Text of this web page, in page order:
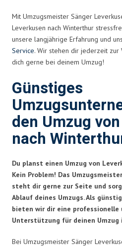
Mit Umzugsmeister Sänger
Leverkusen nach Winterthur
unsere langjährige Erfahrung und
Service. Wir stehen dir jederzeit zur
dich gerne bei deinem Umzug!
Günstiges
den Umzug
nach
Du planst einen Umzug von
Kein Problem! Das
steht dir gerne zur Seite und
Ablauf deines Umzugs. Als
bieten wir dir eine professionelle
Unterstützung für deinen Umzug
Bei Umzugsmeister Sänger